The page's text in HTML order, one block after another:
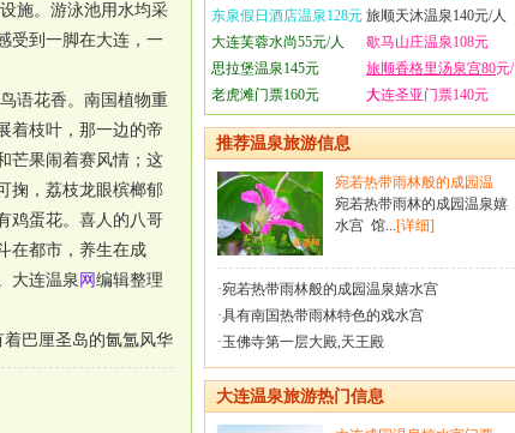
施。游泳池用水均采
受到一脚在大连，一
语花香。南国植物重
着枝叶，那一边的帝
芒果闹着赛风情；这
掬，荔枝龙眼槟榔郁
鸡蛋花。喜人的八哥
在都市，养生在成
大连温泉 网 编辑整理
巴厘圣岛的氤氲风华
东泉假日酒店温泉128元 旅顺天沐温泉140元/人
大连芙蓉水尚55元/人
歇马山庄温泉108元
思拉堡温泉145元
旅顺香格里汤泉宫80元/
人
老虎滩门票160元 大连圣亚门票140元
推荐温泉旅游信息
宛若热带雨林般的成园温
宛若热带雨林的成园温泉嬉
水宫 馆...[详细]
·宛若热带雨林般的成园温泉嬉水宫
·具有南国热带雨林特色的戏水宫
·玉佛寺第一层大殿,天王殿
大连温泉旅游热门信息